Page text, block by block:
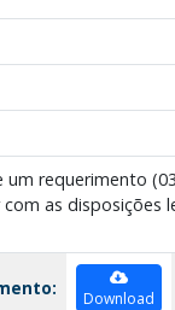
requerimento
as disposições
Download